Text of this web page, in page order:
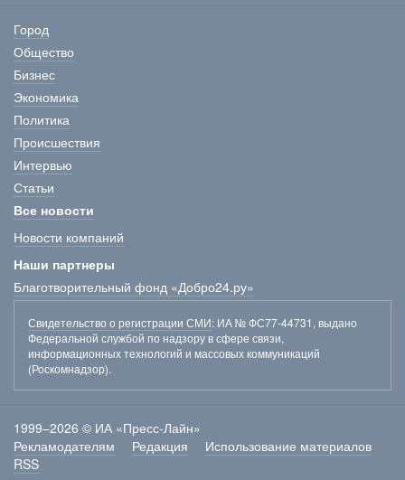
Город
Общество
Бизнес
Экономика
Политика
Происшествия
Интервью
Статьи
Все новости
Новости компаний
Наши партнеры
Благотворительный фонд «Добро24.ру»
Свидетельство о регистрации СМИ: ИА № ФС77-44731, выдано
Федеральной службой по надзору в сфере связи,
информационных технологий и массовых коммуникаций
(Роскомнадзор).
1999–2026 © ИА «Пресс-Лайн»
Рекламодателям
Редакция
Использование материалов
RSS